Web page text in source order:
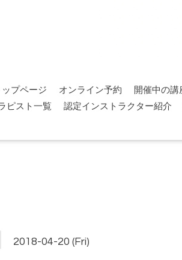
ップページ オンライン予約 開催中の講
ピスト一覧
認定インストラクター紹介
2018-04-20 (Fri)